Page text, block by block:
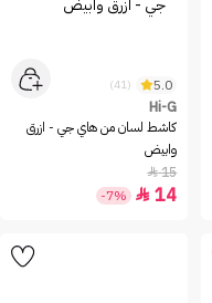
5.0
(41)
Hi-G
كاشط لسان من هاي جي - ازرق
وابيض
15

14

-7%